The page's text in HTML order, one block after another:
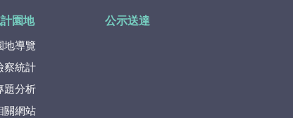
園地
地導覽
察統計
題分析
關網站
公示送達